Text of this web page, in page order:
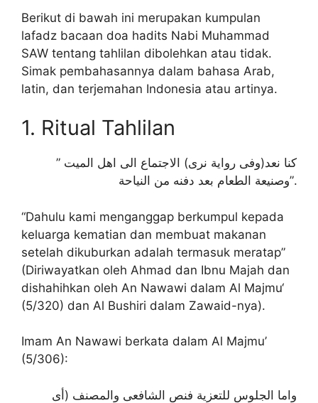
Berikut di bawah ini merupakan kumpulan
lafadz bacaan doa hadits Nabi Muhammad
SAW tentang tahlilan dibolehkan atau tidak.
Simak pembahasannya dalam bahasa Arab,
latin, dan terjemahan Indonesia atau artinya.
1. Ritual Tahlilan
” كنا نعد(وفى رواية نرى) الاجتماع الى اهل الميت
وصنيعة الطعام بعد دفنه من النياحة”.
“Dahulu kami menganggap berkumpul kepada
keluarga kematian dan membuat makanan
setelah dikuburkan adalah termasuk meratap”
(Diriwayatkan oleh Ahmad dan Ibnu Majah dan
dishahihkan oleh An Nawawi dalam Al Majmu‘
(5/320) dan Al Bushiri dalam Zawaid-nya).
Imam An Nawawi berkata dalam Al Majmu’
(5/306):
واما الجلوس للتعزية فنص الشافعى والمصنف (أى